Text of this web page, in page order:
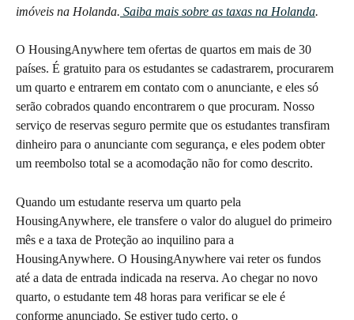
imóveis na Holanda. Saiba mais sobre as taxas na Holanda.
O HousingAnywhere tem ofertas de quartos em mais de 30
países. É gratuito para os estudantes se cadastrarem, procurarem
um quarto e entrarem em contato com o anunciante, e eles só
serão cobrados quando encontrarem o que procuram. Nosso
serviço de reservas seguro permite que os estudantes transfiram
dinheiro para o anunciante com segurança, e eles podem obter
um reembolso total se a acomodação não for como descrito.
Quando um estudante reserva um quarto pela
HousingAnywhere, ele transfere o valor do aluguel do primeiro
mês e a taxa de Proteção ao inquilino para a
HousingAnywhere. O HousingAnywhere vai reter os fundos
até a data de entrada indicada na reserva. Ao chegar no novo
quarto, o estudante tem 48 horas para verificar se ele é
conforme anunciado. Se estiver tudo certo, o